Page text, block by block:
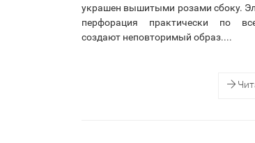
украшен вышитыми розами сбоку.
перфорация практически по
создают неповторимый образ....